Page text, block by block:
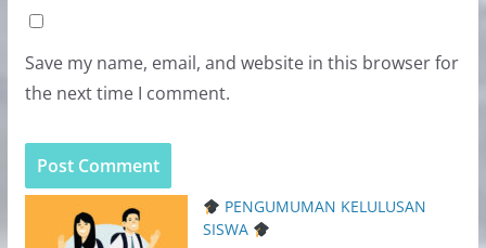
Save my name, email, and website in this browser for
the next time I comment.
PENGUMUMAN KELULUSAN
SISWA